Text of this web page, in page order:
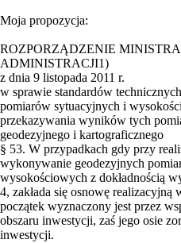
Moja propozycja:
ROZPORZĄDZENIE
ADMINISTRACJI1)
z dnia 9 listopada 2011 r.
w sprawie standardów
pomiarów sytuacyjnych i
przekazywania wyników tych
geodezyjnego i kartograficznego
§ 53. W przypadkach gdy przy
wykonywanie geodezyjnych
wysokościowych z dokładnością
4, zakłada się osnowę realizacyjną
początek wyznaczony jest przez
obszaru inwestycji, zaś jego osie
inwestycji.